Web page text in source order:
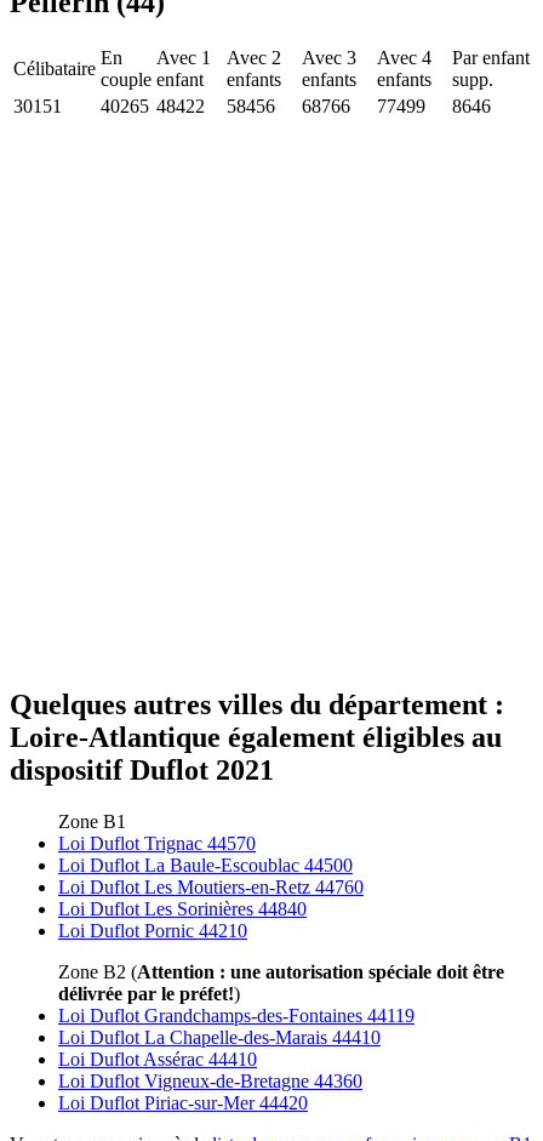
Célibataire
En
couple
Avec 1
enfant
Avec 2
enfants
Avec 3
enfants
Avec 4
enfants
Par enfant
supp.
30151
40265 48422 58456 68766 77499 8646
Quelques autres villes du département :
Loire-Atlantique également éligibles au
dispositif Duflot 2021
Zone B1
Loi Duflot Trignac 44570
Loi Duflot La Baule-Escoublac 44500
Loi Duflot Les Moutiers-en-Retz 44760
Loi Duflot Les Sorinières 44840
Loi Duflot Pornic 44210
Zone B2 (Attention : une autorisation spéciale doit être
délivrée par le préfet!)
Loi Duflot Grandchamps-des-Fontaines 44119
Loi Duflot La Chapelle-des-Marais 44410
Loi Duflot Assérac 44410
Loi Duflot Vigneux-de-Bretagne 44360
Loi Duflot Piriac-sur-Mer 44420